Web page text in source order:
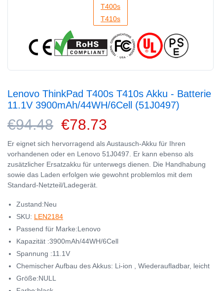
Lenovo ThinkPad T400s T410s Akku - Batterie
11.1V 3900mAh/44WH/6Cell (51J0497)
€94.48 €78.73
Er eignet sich hervorragend als Austausch-Akku für Ihren
vorhandenen oder en Lenovo 51J0497. Er kann ebenso als
zusätzlicher Ersatzakku für unterwegs dienen. Die Handhabung
sowie das Laden erfolgen wie gewohnt problemlos mit dem
Standard-Netzteil/Ladegerät.
Zustand:Neu
SKU: LEN2184
Passend für Marke:Lenovo
Kapazität :3900mAh/44WH/6Cell
Spannung :11.1V
Chemischer Aufbau des Akkus: Li-ion , Wiederaufladbar, leicht
Größe:NULL